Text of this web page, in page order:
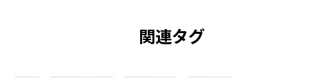
関連タグ